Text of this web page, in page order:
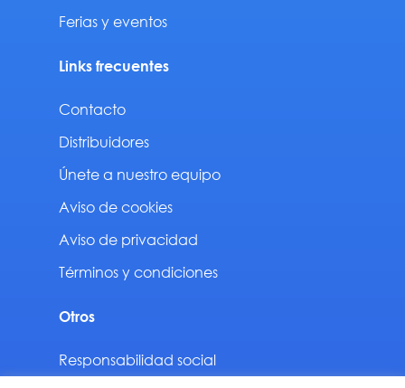
Ferias y eventos
Links frecuentes
Contacto
Distribuidores
Únete a nuestro equipo
Aviso de cookies
Aviso de privacidad
Términos y condiciones
Otros
Responsabilidad social